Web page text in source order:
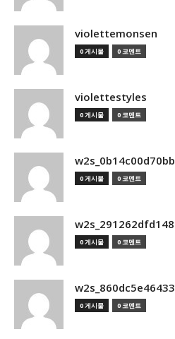
violettemonsen
0 게시물 0 코멘트
violettestyles
0 게시물 0 코멘트
w2s_0b14c00d70bb
0 게시물 0 코멘트
w2s_291262dfd148
0 게시물 0 코멘트
w2s_860dc5e46433
0 게시물 0 코멘트